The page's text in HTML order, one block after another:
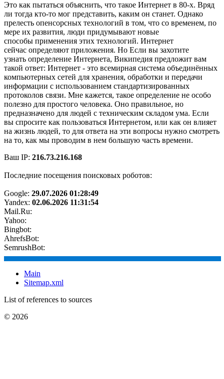
Это как пытаться объяснить, что такое Интернет в 80-х. Вряд
ли тогда кто-то мог представить, каким он станет. Однако
прелесть опенсорсных технологий в том, что со временем, по
мере их развития, люди придумывают новые
способы применения этих технологий. Интернет
сейчас определяют приложения. Но Если вы захотите
узнать определение Интернета, Википедия предложит вам
такой ответ: Интернет - это всемирная система объединённых
компьютерных сетей для хранения, обработки и передачи
информации с использованием стандартизированных
протоколов связи. Мне кажется, такое определение не особо
полезно для простого человека. Оно правильное, но
предназначено для людей с техническим складом ума. Если
вы спросите как пользоваться Интернетом, или как он влияет
на жизнь людей, то для ответа на эти вопросы нужно смотреть
на то, как мы проводим в нем большую часть времени.
Ваш IP: 216.73.216.168
Последние посещения поисковых роботов:
Google: 29.07.2026 01:28:49
Yandex: 02.06.2026 11:31:54
Mail.Ru:
Yahoo:
Bingbot:
AhrefsBot:
SemrushBot:
Main
Sitemap.xml
List of references to sources
© 2026